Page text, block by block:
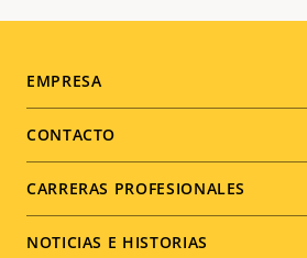
Footer
menu
EMPRESA
CONTACTO
CARRERAS PROFESIONALES
NOTICIAS E HISTORIAS